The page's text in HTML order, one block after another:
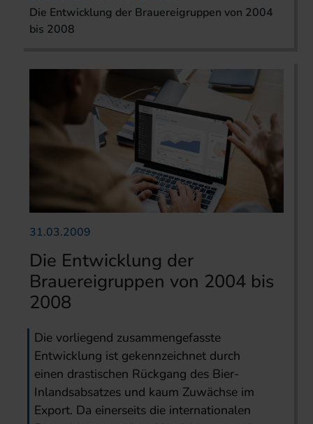
Die Entwicklung der Brauereigruppen von 2004
bis 2008
31.03.2009
Die Entwicklung der
Brauereigruppen von 2004 bis
2008
Die vorliegend zusammengefasste
Entwicklung ist gekennzeichnet durch
einen drastischen Rückgang des Bier-
Inlandsabsatzes und kaum Zuwächse im
Export. Da einerseits die internationalen